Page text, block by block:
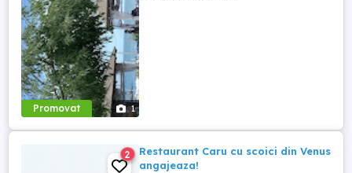
Promovat 1
2
Restaurant Caru cu scoici din Venus
angajeaza!